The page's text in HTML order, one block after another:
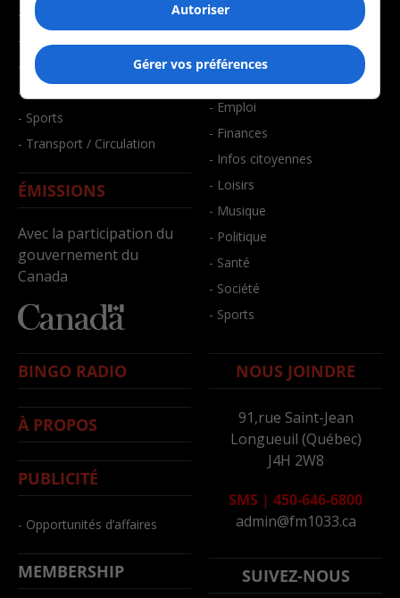
- Éducation
- Environnement
- Faits divers
- Santé et bien-être
- Sports
- Transport / Circulation
ÉMISSIONS
Avec la participation du
gouvernement du
Canada
- Affaires
- Art de vivre
- Bien-être
- Emploi
- Finances
- Infos citoyennes
- Loisirs
- Musique
- Politique
- Santé
- Société
- Sports
BINGO RADIO
À PROPOS
PUBLICITÉ
- Opportunités d’affaires
MEMBERSHIP
NOUS JOINDRE
91,rue Saint-Jean
Longueuil (Québec)
J4H 2W8
SMS | 450-646-6800
admin@fm1033.ca
SUIVEZ-NOUS
Autoriser
Gérer vos préférences